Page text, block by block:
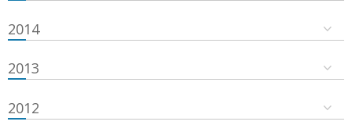
2014
2013
2012